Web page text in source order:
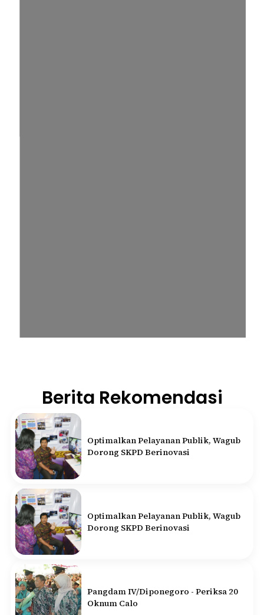
Berita Rekomendasi
Optimalkan Pelayanan Publik, Wagub
Dorong SKPD Berinovasi
Optimalkan Pelayanan Publik, Wagub
Dorong SKPD Berinovasi
Pangdam IV/Diponegoro - Periksa 20
Oknum Calo